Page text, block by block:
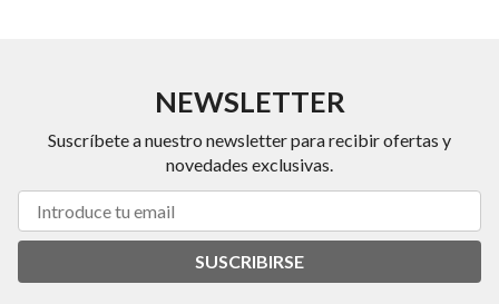
NEWSLETTER
Suscríbete a nuestro newsletter para recibir ofertas y
novedades exclusivas.
SUSCRIBIRSE